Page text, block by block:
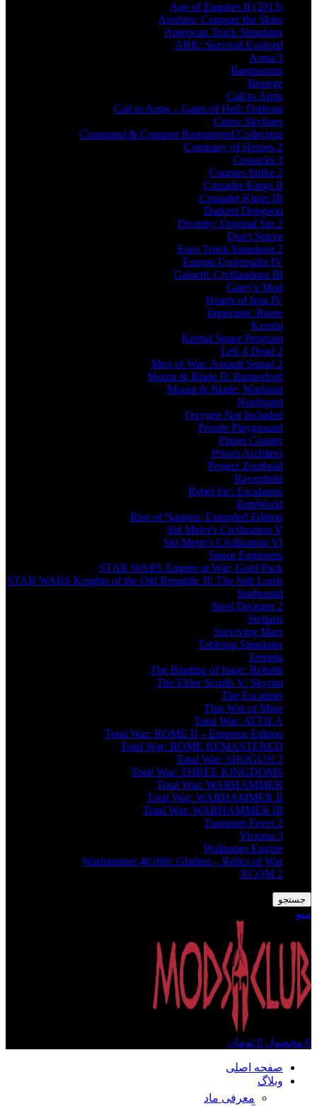
Age of Empires II (2013)
Airships: Conquer the Skies
American Truck Simulator
ARK: Survival Evolved
Arma 3
Barotrauma
Besiege
Call to Arms
Call to Arms – Gates of Hell: Ostfront
Cities: Skylines
Command & Conquer Remastered Collection
Company of Heroes 2
Cossacks 3
Counter-Strike 2
Crusader Kings II
Crusader Kings III
Darkest Dungeon
Divinity: Original Sin 2
Don't Starve
Euro Truck Simulator 2
Europa Universalis IV
Galactic Civilizations III
Garry's Mod
Hearts of Iron IV
Imperator: Rome
Kenshi
Kerbal Space Program
Left 4 Dead 2
Men of War: Assault Squad 2
Mount & Blade II: Bannerlord
Mount & Blade: Warband
Northgard
Oxygen Not Included
People Playground
Planet Coaster
Prison Architect
Project Zomboid
Ravenfield
Rebel Inc: Escalation
RimWorld
Rise of Nations: Extended Edition
Sid Meier's Civilization V
Sid Meier's Civilization VI
Space Engineers
STAR WARS Empire at War: Gold Pack
STAR WARS Knights of the Old Republic II: The Sith Lords
Starbound
Steel Division 2
Stellaris
Surviving Mars
Tabletop Simulator
Terraria
The Binding of Isaac: Rebirth
The Elder Scrolls V: Skyrim
The Escapists
This War of Mine
Total War: ATTILA
Total War: ROME II – Emperor Edition
Total War: ROME REMASTERED
Total War: SHOGUN 2
Total War: THREE KINGDOMS
Total War: WARHAMMER
Total War: WARHAMMER II
Total War: WARHAMMER III
Transport Fever 2
Victoria 3
Wallpaper Engine
Warhammer 40,000: Gladius – Relics of War
XCOM 2
جستجو
منو
0 محصول 0 تومان
صفحه اصلی
وبلاگ
معرفی ماد